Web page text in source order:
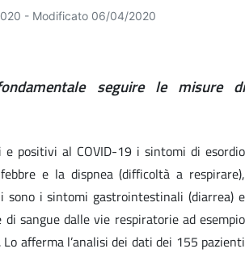
- Modificato 06/04/2020
seguire le misure di
e positivi al COVID-19 i sintomi di esordio
e la dispnea (difficoltà a respirare),
sono i sintomi gastrointestinali (diarrea) e
di sangue dalle vie respiratorie ad esempio
afferma l’analisi dei dati dei 155 pazienti